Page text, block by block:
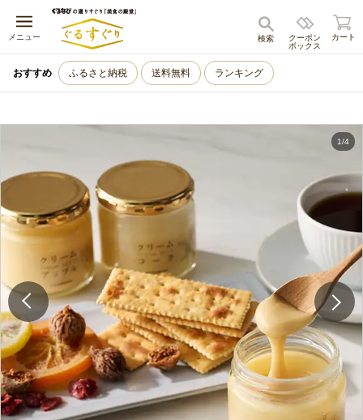
メニュー
キャンセル
クーポン
ボックス
検索 カート
おすすめ ふるさと納税 送料無料 ランキング
1/4